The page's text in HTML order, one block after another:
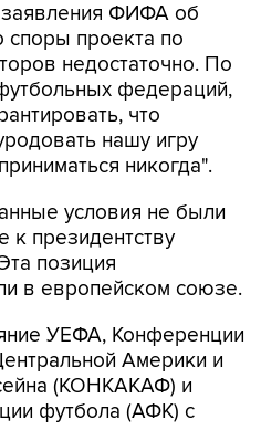
заявления ФИФА об
споры проекта по
недостаточно. По
федераций,
что
нашу игру
никогда".
условия не были
к президентству
позиция
в европейском союзе.
УЕФА, Конференции
Америки и
(КОНКАКАФ) и
футбола (АФК) с